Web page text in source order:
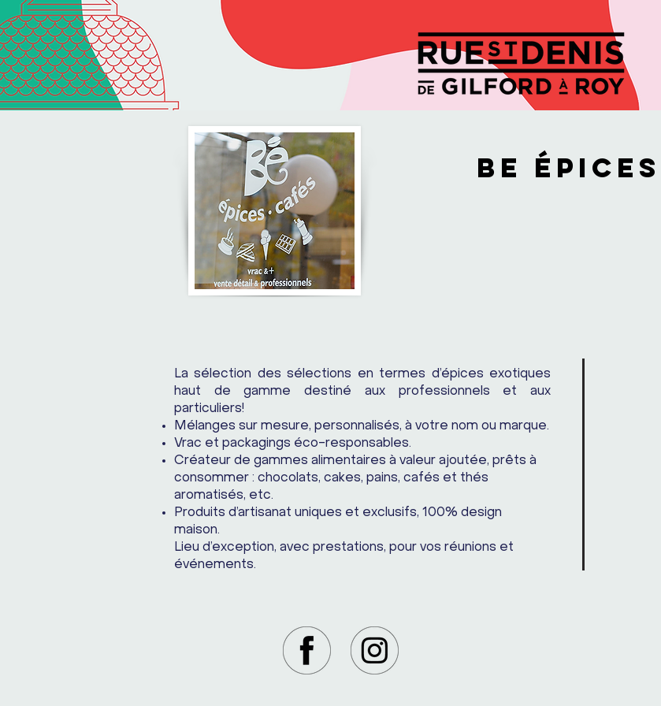
ACCUEIL COMMERÇANTS
Be
La sélection des sélections en termes d’épices exotiques
haut de gamme destiné aux professionnels et aux
particuliers!
Mélanges sur mesure, personnalisés, à votre nom ou marque.
Vrac et packagings éco-responsables.
Créateur de gammes alimentaires à valeur ajoutée, prêts à
consommer : chocolats, cakes, pains, cafés et thés
aromatisés, etc.
Produits d’artisanat uniques et exclusifs, 100% design
maison.
Lieu d’exception, avec prestations, pour vos réunions et
événements.